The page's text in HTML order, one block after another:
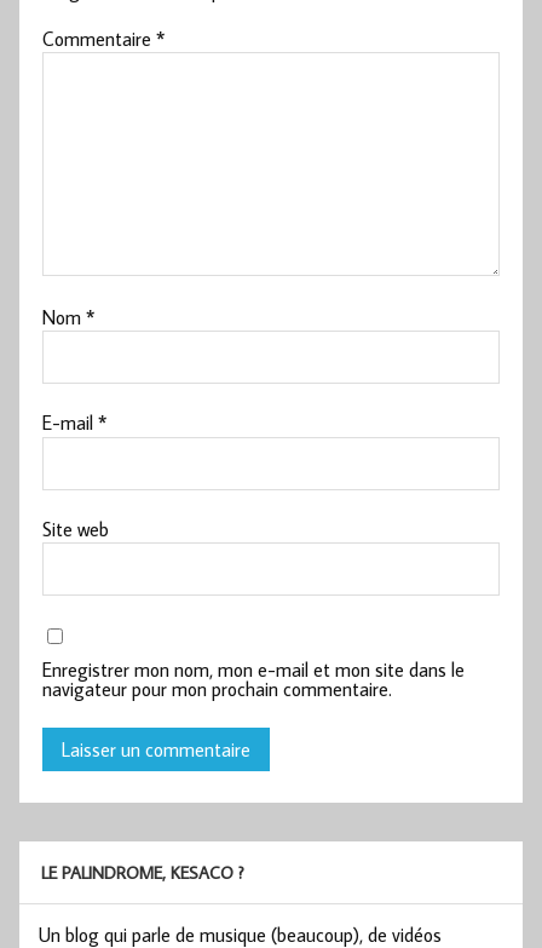
Commentaire*
Nom*
E-mail*
Site web
Enregistrer mon nom, mon e-mail et mon site dans le
navigateur pour mon prochain commentaire.
LE PALINDROME, KESACO ?
Un blog qui parle de musique (beaucoup), de vidéos